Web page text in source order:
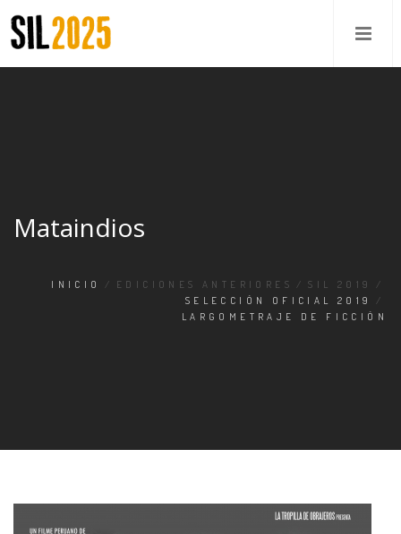
Mataindios
INICIO / EDICIONES ANTERIORES / SIL 2019
/
SELECCIÓN OFICIAL 2019
/
LARGOMETRAJE DE FICCIÓN